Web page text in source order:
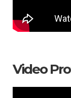
Video